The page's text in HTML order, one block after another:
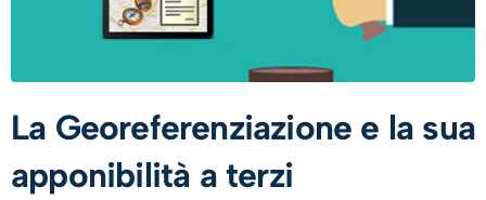
La Georeferenziazione e la sua
apponibilità a terzi